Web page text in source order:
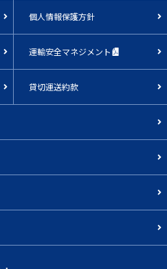
個人情報保護方針
運輸安全マネジメント
貸切運送約款